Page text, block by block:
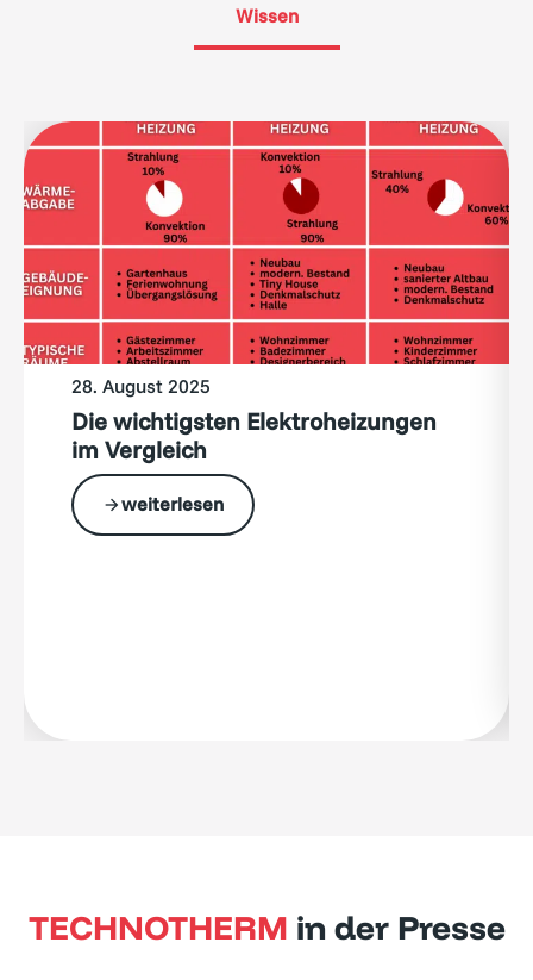
Wissen
28. August 2025
Die wichtigsten Elektroheizungen
im Vergleich
weiterlesen
TECHNOTHERM in der Presse